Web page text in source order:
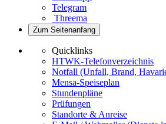
Telegram
Threema
Zum Seitenanfang
Quicklinks
HTWK-Telefonverzeichnis
Notfall (Unfall, Brand,
Mensa-Speiseplan
Stundenpläne
Prüfungen
Standorte & Anreise